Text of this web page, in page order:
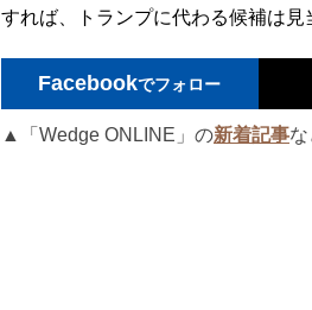
すれば、トランプに代わる候補は見
Facebookでフォロー
▲「Wedge ONLINE」の新着記事な